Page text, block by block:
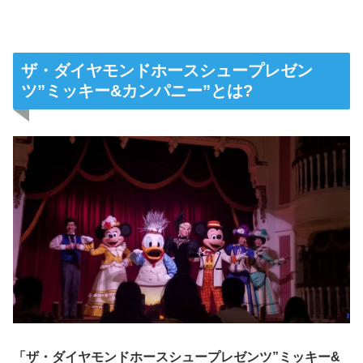
ザ・ダイヤモンドホースシュープレゼン
ツ”ミッキー&カンパニー”とは?
「 ザ・ダイヤモンドホースシュープレゼンツ”ミッキー&